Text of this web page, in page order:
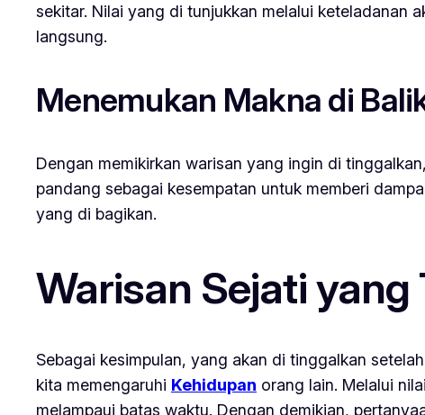
sekitar. Nilai yang di tunjukkan melalui keteladanan
langsung.
Menemukan Makna di
Dengan memikirkan warisan yang ingin di
pandang sebagai kesempatan untuk memberi
yang di bagikan.
Warisan Sejati yang
Sebagai kesimpulan, yang akan di tinggalkan
kita memengaruhi Kehidupan orang lain. Melalui
melampaui batas waktu. Dengan demikian,